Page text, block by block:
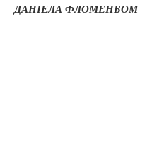
ДАНІЕЛА ФЛОМЕНБОМ